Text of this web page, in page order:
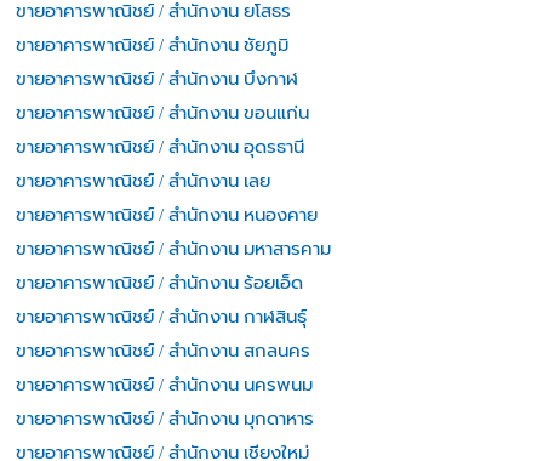
ขายอาคารพาณิชย์ / สำนักงาน ยโสธร
ขายอาคารพาณิชย์ / สำนักงาน ชัยภูมิ
ขายอาคารพาณิชย์ / สำนักงาน บึงกาฬ
ขายอาคารพาณิชย์ / สำนักงาน ขอนแก่น
ขายอาคารพาณิชย์ / สำนักงาน อุดรธานี
ขายอาคารพาณิชย์ / สำนักงาน เลย
ขายอาคารพาณิชย์ / สำนักงาน หนองคาย
ขายอาคารพาณิชย์ / สำนักงาน มหาสารคาม
ขายอาคารพาณิชย์ / สำนักงาน ร้อยเอ็ด
ขายอาคารพาณิชย์ / สำนักงาน กาฬสินธุ์
ขายอาคารพาณิชย์ / สำนักงาน สกลนคร
ขายอาคารพาณิชย์ / สำนักงาน นครพนม
ขายอาคารพาณิชย์ / สำนักงาน มุกดาหาร
ขายอาคารพาณิชย์ / สำนักงาน เชียงใหม่